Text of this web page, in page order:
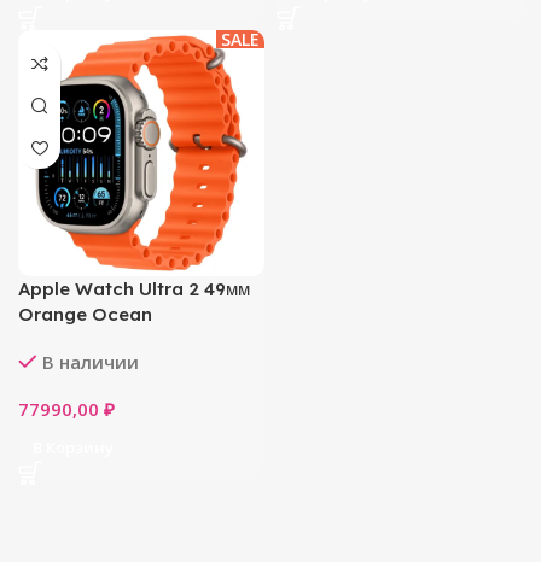
SALE
Apple Watch Ultra 2 49мм
Orange Ocean
В наличии
77990,00 ₽